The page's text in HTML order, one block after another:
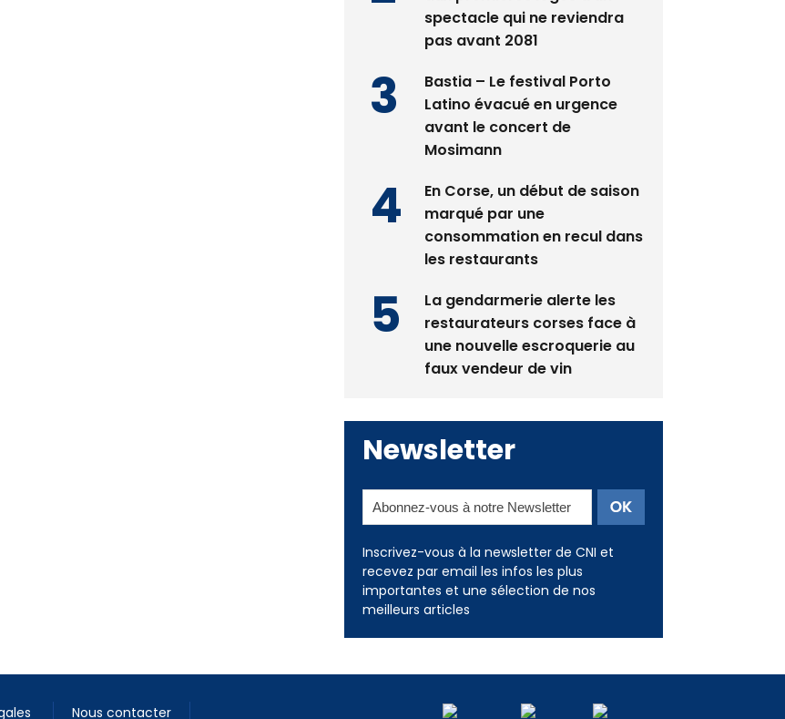
Éclipse du 12 août : la Corse
aux premières loges d'un
pas avant 2081
Bastia – Le festival Porto
Latino évacué en urgence
Mosimann
En Corse, un début de saison
marqué par une
les restaurants
La gendarmerie alerte les
restaurateurs corses face à
Newsletter
Inscrivez-vous à la newsletter de CNI et
recevez par email les infos les plus